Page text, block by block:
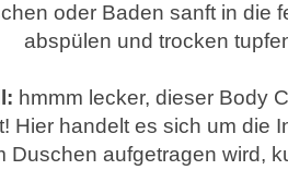
oder Baden sanft in die
abspülen und trocken
hmmm lecker, dieser Body
Hier handelt es sich um die
Duschen aufgetragen wird,